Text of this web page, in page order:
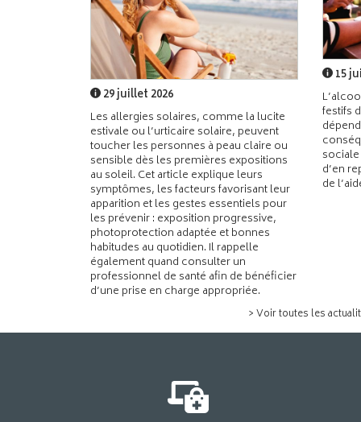
29 juillet 2026
Les allergies solaires, comme la lucite
estivale ou l’urticaire solaire, peuvent
toucher les personnes à peau claire ou
sensible dès les premières expositions
au soleil. Cet article explique leurs
symptômes, les facteurs favorisant leur
apparition et les gestes essentiels pour
les prévenir : exposition progressive,
photoprotection adaptée et bonnes
habitudes au quotidien. Il rappelle
également quand consulter un
professionnel de santé afin de bénéficier
d’une prise en charge appropriée.
15
festifs
d’en
de
> Voir toutes les